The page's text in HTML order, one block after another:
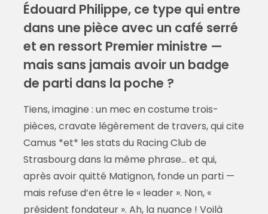
Édouard Philippe, ce type qui entre
dans une pièce avec un café serré
et en ressort Premier ministre —
mais sans jamais avoir un badge
de parti dans la poche ?
Tiens, imagine : un mec en costume trois-
pièces, cravate légèrement de travers, qui cite
Camus *et* les stats du Racing Club de
Strasbourg dans la même phrase… et qui,
après avoir quitté Matignon, fonde un parti —
mais refuse d’en être le « leader ». Non, «
président fondateur ». Ah, la nuance ! Voilà